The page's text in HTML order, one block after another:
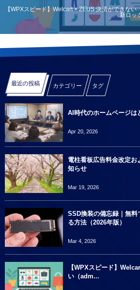
【WPXスピード】Welcart × ZEUS 決済ができな
新ロッ
最近の投稿 カテゴリー タグ
AI時代のホームページは
Apr 20, 2026
電柱看板広告料金改定
知らせ
Mar 19, 2026
SSD換装の備忘録｜無
る方法（2026年版）
Mar 4, 2026
【WPXスピード】
い（adm...